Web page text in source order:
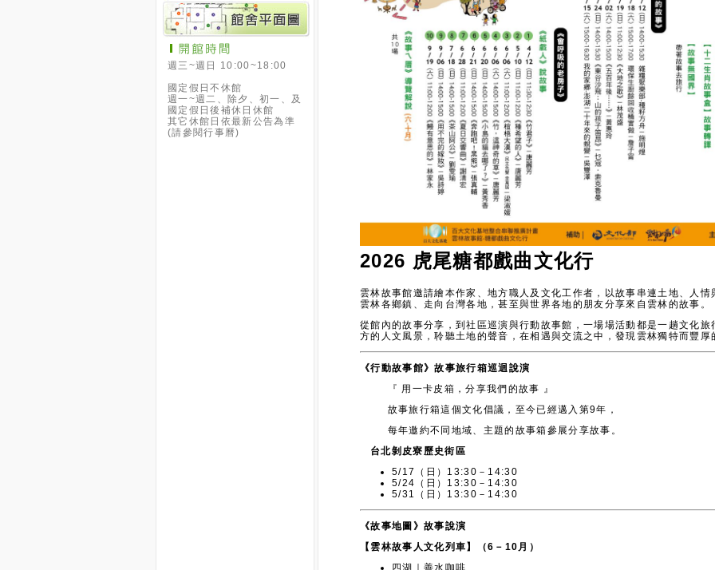
2026 虎尾糖都戲曲文化行
雲林故事館邀請繪本作家、地方職人及文化工作者，以故事串連土地、人
雲林各鄉鎮、走向台灣各地，甚至與世界各地的朋友分享來自雲林的故事。
從館內的故事分享，到社區巡演與行動故事館，一場場活動都是一趟文化
方的人文風景，聆聽土地的聲音，在相遇與交流之中，發現雲林獨特而豐厚
《行動故事館》故事旅行箱巡迴說演
『 用一卡皮箱，分享我們的故事 』
故事旅行箱這個文化倡議，至今已經邁入第9年，
每年邀約不同地域、主題的故事箱參展分享故事。
台北剝皮寮歷史街區
5/17（日）13:30－14:30
5/24（日）13:30－14:30
5/31（日）13:30－14:30
《故事地圖》故事說演
【雲林故事人文化列車】（6－10月）
四湖｜善水咖啡
斗六｜雲林縣樂活社區推展協會
斗六｜八德社區
崙背｜社區老人會
【十二生肖故事盒】故事轉譯
【故事無國界】
帶著故事去旅行